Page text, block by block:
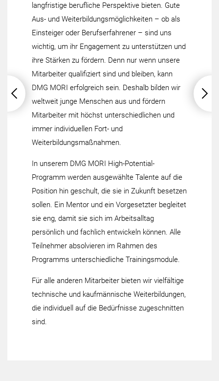
langfristige berufliche Perspektive bieten. Gute
Aus- und Weiterbildungsmöglichkeiten – ob als
Einsteiger oder Berufserfahrener – sind uns
wichtig, um ihr Engagement zu unterstützen und
ihre Stärken zu fördern. Denn nur wenn unsere
Mitarbeiter qualifiziert sind und bleiben, kann
DMG MORI erfolgreich sein. Deshalb bilden wir
weltweit junge Menschen aus und fördern
Mitarbeiter mit höchst unterschiedlichen und
immer individuellen Fort- und
Weiterbildungsmaßnahmen.
In unserem DMG MORI High-Potential-
Programm werden ausgewählte Talente auf die
Position hin geschult, die sie in Zukunft besetzen
sollen. Ein Mentor und ein Vorgesetzter begleitet
sie eng, damit sie sich im Arbeitsalltag
persönlich und fachlich entwickeln können. Alle
Teilnehmer absolvieren im Rahmen des
Programms unterschiedliche Trainingsmodule.
Für alle anderen Mitarbeiter bieten wir vielfältige
technische und kaufmännische Weiterbildungen,
die individuell auf die Bedürfnisse zugeschnitten
sind.